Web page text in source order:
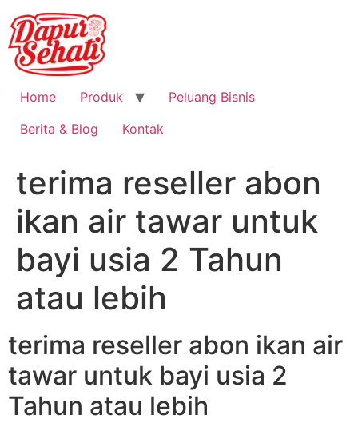
Home Produk
Peluang Bisnis
Berita & Blog
Kontak
terima reseller abon
ikan air tawar untuk
bayi usia 2 Tahun
atau lebih
terima reseller abon ikan air
tawar untuk bayi usia 2
Tahun atau lebih